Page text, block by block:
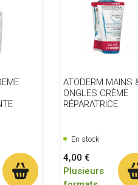
ATODERM MAINS
ONGLES CRÈME
RÉPARATRICE
En stock
Prix
4,00 €
Plusieurs